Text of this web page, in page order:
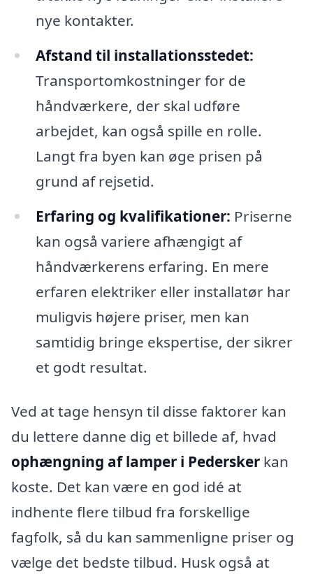
nye kontakter.
Afstand til installationsstedet:
Transportomkostninger for de
håndværkere, der skal udføre
arbejdet, kan også spille en rolle.
Langt fra byen kan øge prisen på
grund af rejsetid.
Erfaring og kvalifikationer: Priserne
kan også variere afhængigt af
håndværkerens erfaring. En mere
erfaren elektriker eller installatør har
muligvis højere priser, men kan
samtidig bringe ekspertise, der sikrer
et godt resultat.
Ved at tage hensyn til disse faktorer kan
du lettere danne dig et billede af, hvad
ophængning af lamper i Pedersker kan
koste. Det kan være en god idé at
indhente flere tilbud fra forskellige
fagfolk, så du kan sammenligne priser og
vælge det bedste tilbud. Husk også at